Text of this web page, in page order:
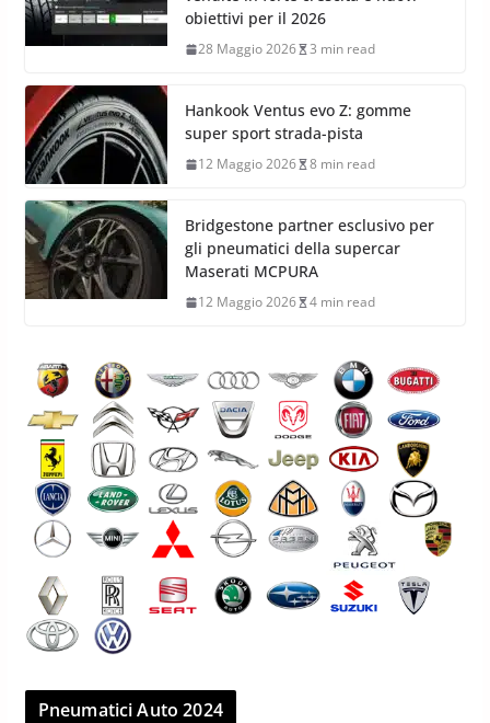
obiettivi per il 2026
28 Maggio 2026 3 min read
Hankook Ventus evo Z: gomme
super sport strada-pista
12 Maggio 2026 8 min read
Bridgestone partner esclusivo per
gli pneumatici della supercar
Maserati MCPURA
12 Maggio 2026 4 min read
Pneumatici Auto 2024